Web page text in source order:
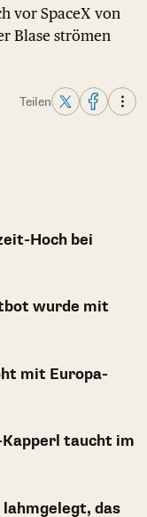
vor SpaceX von
Blase strömen
Teilen
Hoch bei
wurde mit
mit Europa-
taucht im
das